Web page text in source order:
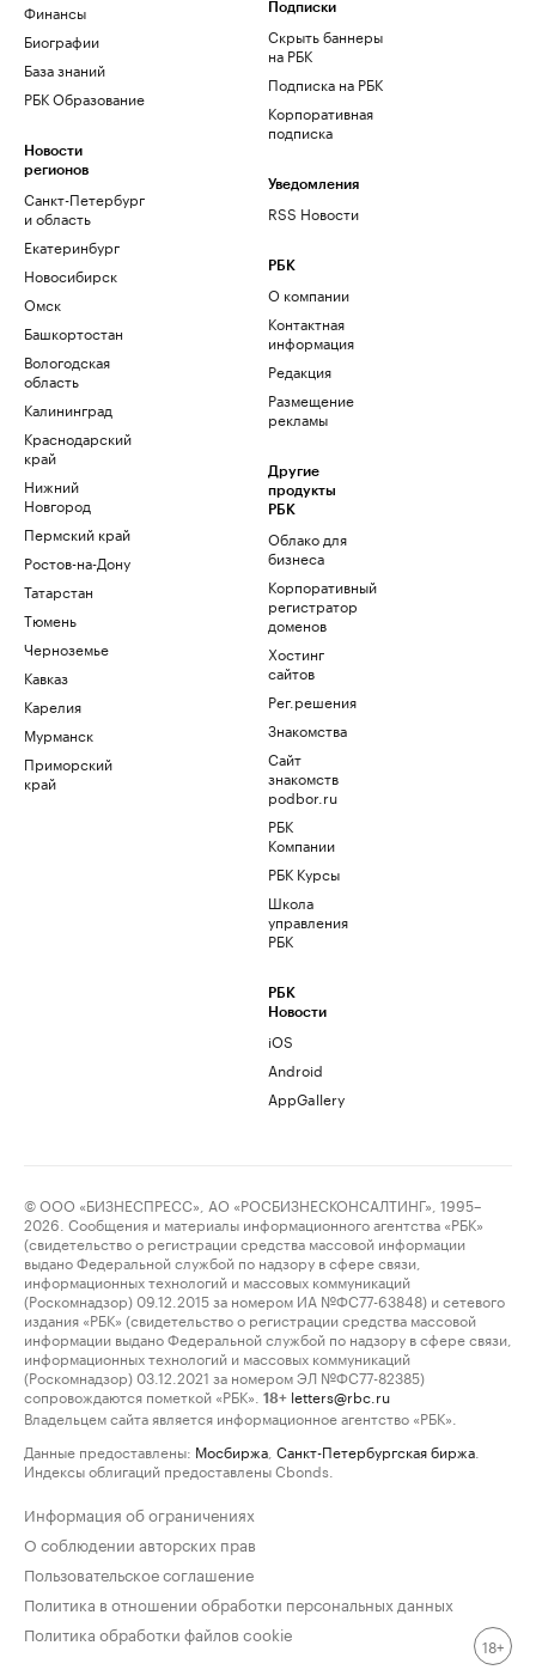
Финансы
Биографии
База знаний
РБК Образование
Новости
регионов
Санкт-Петербург
и область
Екатеринбург
Новосибирск
Омск
Башкортостан
Вологодская
область
Калининград
Краснодарский
край
Нижний
Новгород
Пермский край
Ростов-на-Дону
Татарстан
Тюмень
Черноземье
Кавказ
Карелия
Мурманск
Приморский
край
Подписки
Скрыть баннеры
на РБК
Подписка на РБК
Корпоративная
подписка
Уведомления
RSS Новости
РБК
О компании
Контактная
информация
Редакция
Размещение
рекламы
Другие
продукты
РБК
Облако для
бизнеса
Корпоративный
регистратор
доменов
Хостинг
сайтов
Рег.решения
Знакомства
Сайт
знакомств
podbor.ru
РБК
Компании
РБК Курсы
Школа
управления
РБК
РБК
Новости
iOS
Android
AppGallery
© ООО «БИЗНЕСПРЕСС», АО «РОСБИЗНЕСКОНСАЛТИНГ», 1995–
2026. Сообщения и материалы информационного агентства «РБК»
(свидетельство о регистрации средства массовой информации
выдано Федеральной службой по надзору в сфере связи,
информационных технологий и массовых коммуникаций
(Роскомнадзор) 09.12.2015 за номером ИА №ФС77-63848) и сетевого
издания «РБК» (свидетельство о регистрации средства массовой
информации выдано Федеральной службой по надзору в сфере связи,
информационных технологий и массовых коммуникаций
(Роскомнадзор) 03.12.2021 за номером ЭЛ №ФС77-82385)
сопровождаются пометкой «РБК».
18+ letters@rbc.ru
Владельцем сайта является информационное агентство «РБК».
Данные предоставлены: Мосбиржа Санкт-Петербургская биржа
Индексы облигаций предоставлены Cbonds.
Информация об ограничениях
О соблюдении авторских прав
Пользовательское соглашение
Политика в отношении обработки персональных данных
Политика обработки файлов cookie
18+